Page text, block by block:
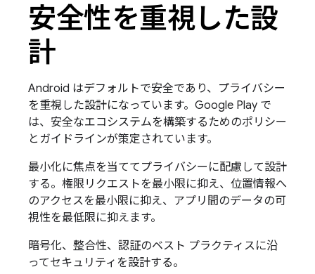
安全性を重視した設
計
Android はデフォルトで安全であり、プライバシー
を重視した設計になっています。Google Play で
は、安全なエコシステムを構築するためのポリシー
とガイドラインが策定されています。
最小化に焦点を当ててプライバシーに配慮して設計
する。権限リクエストを最小限に抑え、位置情報へ
のアクセスを最小限に抑え、アプリ間のデータの可
視性を最低限に抑えます。
暗号化、整合性、認証のベスト プラクティスに沿
ってセキュリティを設計する。